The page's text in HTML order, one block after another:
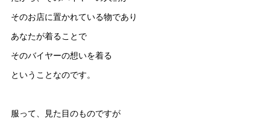
そのお店に置かれている物であり
あなたが着ることで
そのバイヤーの想いを着る
ということなのです。
服って、見た目のものですが